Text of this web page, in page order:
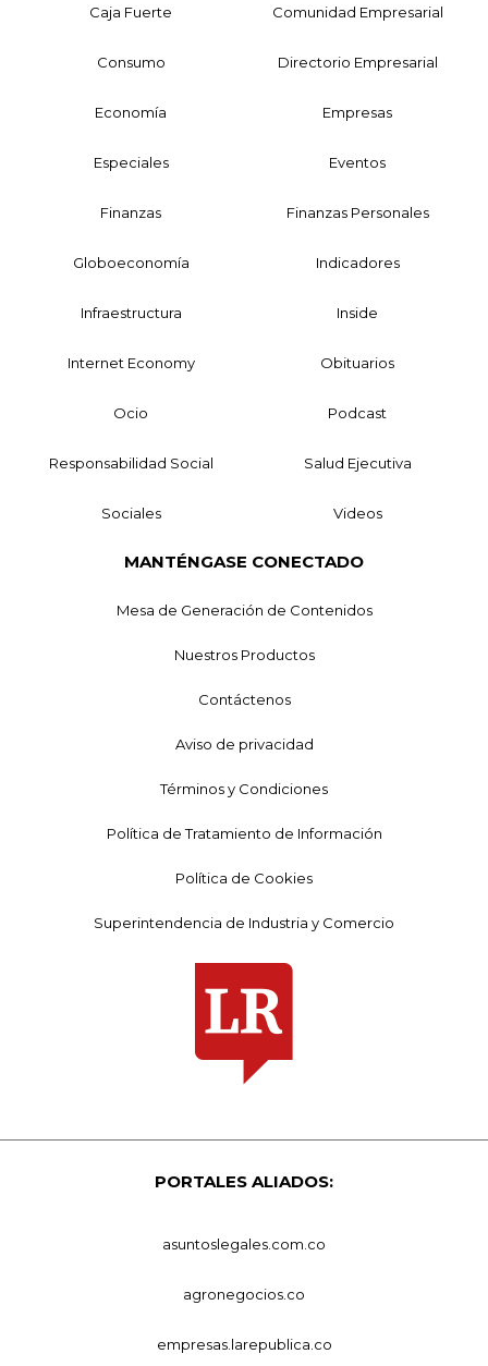
Caja Fuerte Comunidad Empresarial
Consumo Directorio Empresarial
Economía Empresas
Especiales Eventos
Finanzas Finanzas Personales
Globoeconomía Indicadores
Infraestructura Inside
Internet Economy Obituarios
Ocio Podcast
Responsabilidad Social Salud Ejecutiva
Sociales Videos
MANTÉNGASE CONECTADO
Mesa de Generación de Contenidos
Nuestros Productos
Contáctenos
Aviso de privacidad
Términos y Condiciones
Política de Tratamiento de Información
Política de Cookies
Superintendencia de Industria y Comercio
PORTALES ALIADOS:
asuntoslegales.com.co
agronegocios.co
empresas.larepublica.co